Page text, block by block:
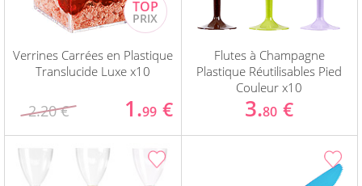
Verrines Carrées en Plastique
Translucide Luxe x10
2.20 € 1.99 €
Flutes à Champagne
Plastique Réutilisables Pied
Couleur x10
3.80 €